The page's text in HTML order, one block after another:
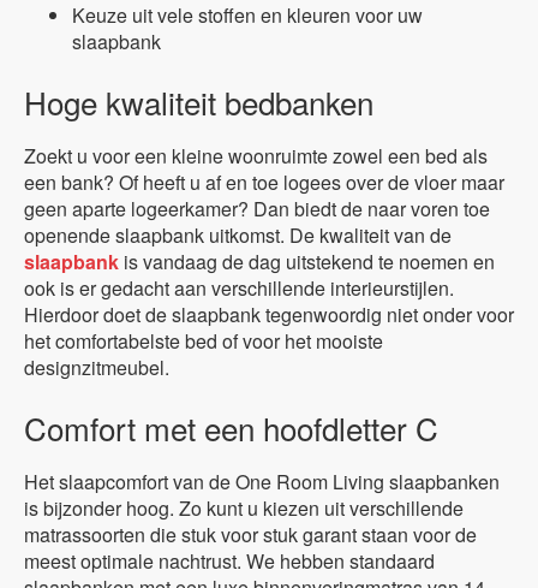
Keuze uit vele stoffen en kleuren voor uw
slaapbank
Hoge kwaliteit bedbanken
Zoekt u voor een kleine woonruimte zowel een bed als
een bank? Of heeft u af en toe logees over de vloer maar
geen aparte logeerkamer? Dan biedt de naar voren toe
openende slaapbank uitkomst. De kwaliteit van de
slaapbank is vandaag de dag uitstekend te noemen en
ook is er gedacht aan verschillende interieurstijlen.
Hierdoor doet de slaapbank tegenwoordig niet onder voor
het comfortabelste bed of voor het mooiste
designzitmeubel.
Comfort met een hoofdletter C
Het slaapcomfort van de One Room Living slaapbanken
is bijzonder hoog. Zo kunt u kiezen uit verschillende
matrassoorten die stuk voor stuk garant staan voor de
meest optimale nachtrust. We hebben standaard